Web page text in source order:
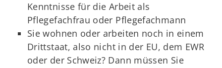
Kenntnisse für die Arbeit als
Pflegefachfrau oder Pflegefachmann
Sie wohnen oder arbeiten noch in einem
Drittstaat, also nicht in der EU, dem EWR
oder der Schweiz? Dann müssen Sie